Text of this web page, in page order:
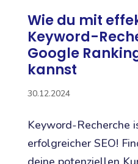
Wie du mit
Keyword-
Google
kannst
30.12.2024
Keyword-Recherche
erfolgreicher SEO!